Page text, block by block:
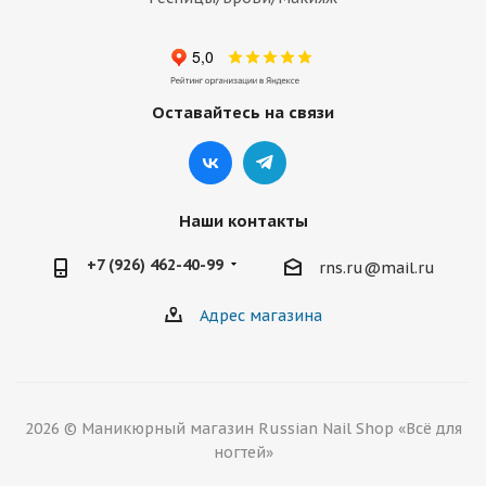
Оставайтесь на связи
Наши контакты
+7 (926) 462-40-99 rns.ru@mail.ru
Адрес магазина
2026 © Маникюрный магазин Russian Nail Shop «Всё для
ногтей»